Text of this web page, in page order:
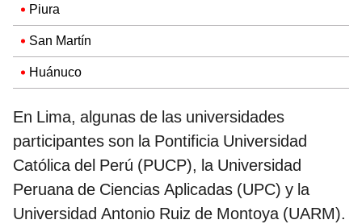
Piura
San Martín
Huánuco
En Lima, algunas de las universidades
participantes son la Pontificia Universidad
Católica del Perú (PUCP), la Universidad
Peruana de Ciencias Aplicadas (UPC) y la
Universidad Antonio Ruiz de Montoya (UARM).